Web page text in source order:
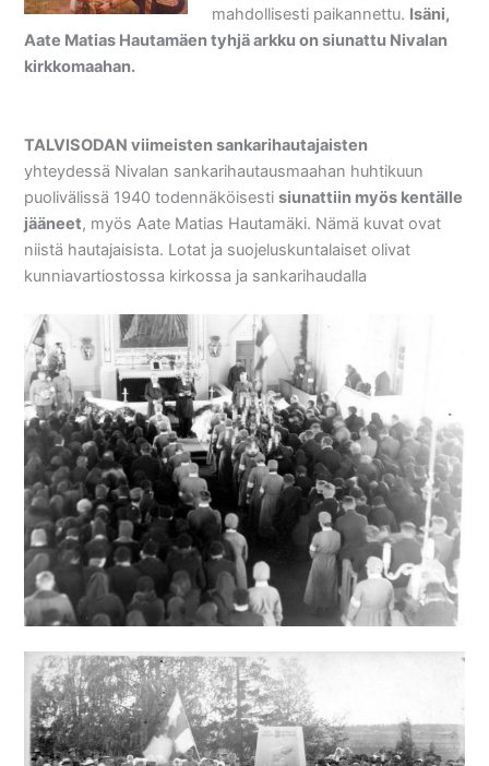
mahdollisesti paikannettu. Isäni,
Aate Matias Hautamäen tyhjä arkku on siunattu Nivalan
kirkkomaahan.
TALVISODAN viimeisten sankarihautajaisten
yhteydessä Nivalan sankarihautausmaahan huhtikuun
puolivälissä 1940 todennäköisestisiunattiin myös kentälle
jääneet, myös Aate Matias Hautamäki. Nämä kuvat ovat
niistä hautajaisista. Lotat ja suojeluskuntalaiset olivat
kunniavartiostossa kirkossa ja sankarihaudalla